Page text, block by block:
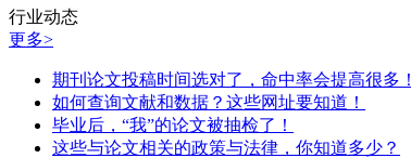
行业动态
更多>
期刊论文投稿时间选对了，命中率会提高很多！
如何查询文献和数据？这些网址要知道！
毕业后，“我”的论文被抽检了！
这些与论文相关的政策与法律，你知道多少？